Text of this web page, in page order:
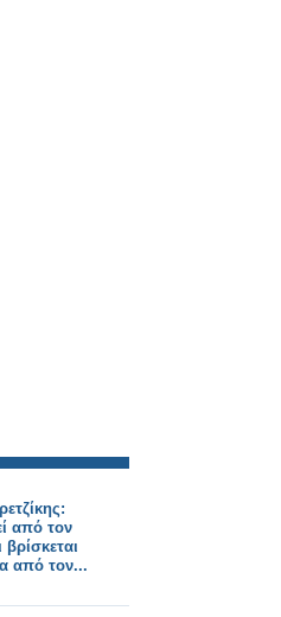
από τον
από τον...